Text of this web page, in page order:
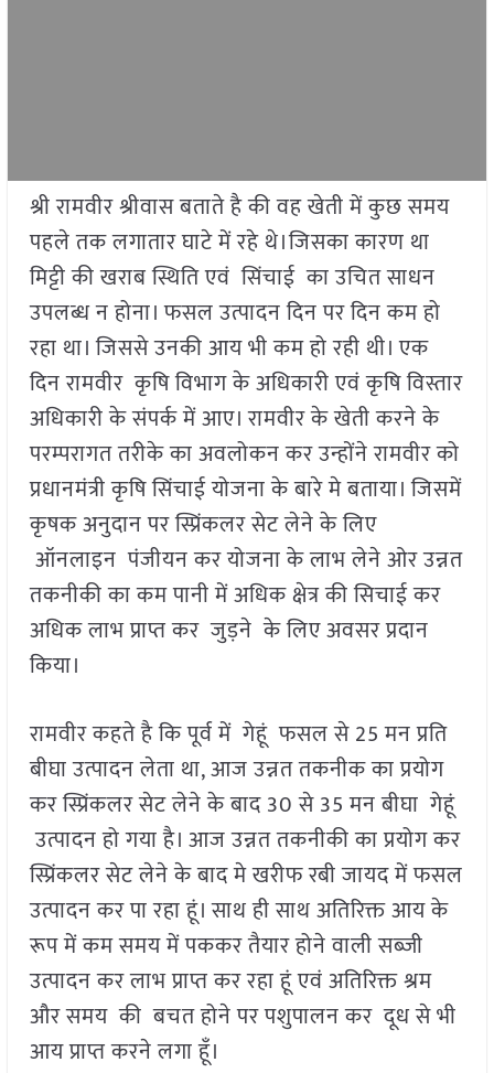
श्री रामवीर श्रीवास बताते है की वह खेती में कुछ समय
पहले तक लगातार घाटे में रहे थे।जिसका कारण था
मिट्टी की खराब स्थिति एवं सिंचाई का उचित साधन
उपलब्ध न होना। फसल उत्पादन दिन पर दिन कम हो
रहा था। जिससे उनकी आय भी कम हो रही थी। एक
दिन रामवीर कृषि विभाग के अधिकारी एवं कृषि विस्तार
अधिकारी के संपर्क में आए। रामवीर के खेती करने के
परम्परागत तरीके का अवलोकन कर उन्होंने रामवीर को
प्रधानमंत्री कृषि सिंचाई योजना के बारे मे बताया। जिसमें
कृषक अनुदान पर स्प्रिंकलर सेट लेने के लिए
ऑनलाइन पंजीयन कर योजना के लाभ लेने ओर उन्नत
तकनीकी का कम पानी में अधिक क्षेत्र की सिचाई कर
अधिक लाभ प्राप्त कर जुड़ने के लिए अवसर प्रदान
किया।
रामवीर कहते है कि पूर्व में गेहूं फसल से 25 मन प्रति
बीघा उत्पादन लेता था, आज उन्नत तकनीक का प्रयोग
कर स्प्रिंकलर सेट लेने के बाद 30 से 35 मन बीघा गेहूं
उत्पादन हो गया है। आज उन्नत तकनीकी का प्रयोग कर
स्प्रिंकलर सेट लेने के बाद मे खरीफ रबी जायद में फसल
उत्पादन कर पा रहा हूं। साथ ही साथ अतिरिक्त आय के
रूप में कम समय में पककर तैयार होने वाली सब्जी
उत्पादन कर लाभ प्राप्त कर रहा हूं एवं अतिरिक्त श्रम
और समय की बचत होने पर पशुपालन कर दूध से भी
आय प्राप्त करने लगा हूँ।